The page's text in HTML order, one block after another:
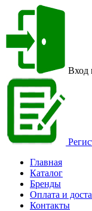
Вход
Главная
Каталог
Бренды
Оплата и
Контакты